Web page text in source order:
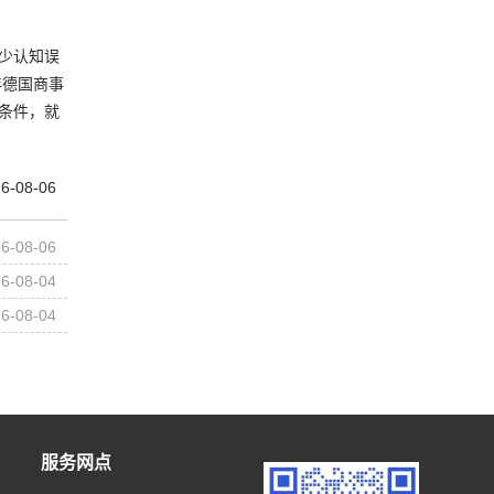
认知误
国商事
件，就
08-06
08-06
08-04
08-04
服务网点